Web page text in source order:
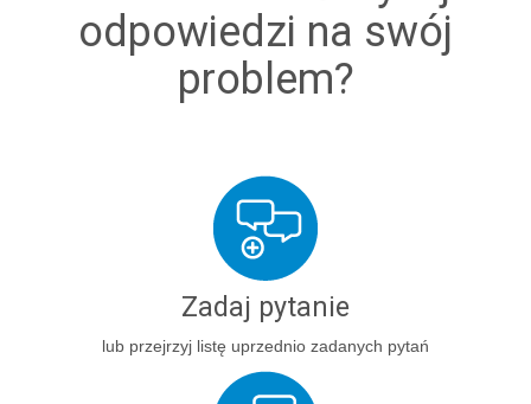
odpowiedzi na swój
problem?
Zadaj pytanie
lub przejrzyj listę uprzednio zadanych pytań